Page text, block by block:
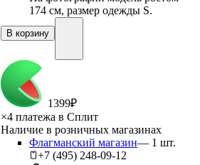
174 см, размер одежды S.
В корзину
1399₽
×4 платежа в Сплит
Наличие в розничных магазинах
Флагманский магазин— 1 шт.
+7 (495) 248-09-12